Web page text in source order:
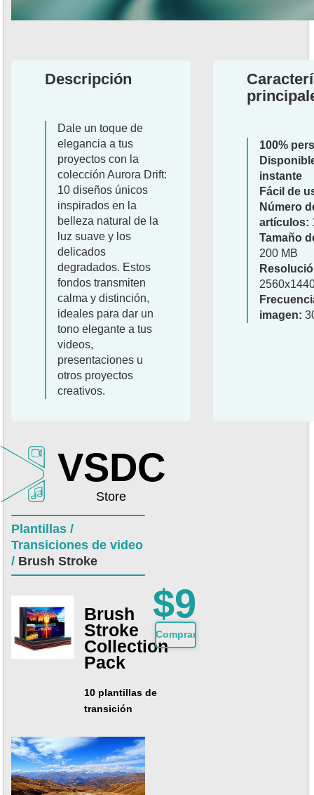
Descripción
Dale un toque de
elegancia a tus
proyectos con la
colección Aurora Drift:
10 diseños únicos
inspirados en la
belleza natural de la
luz suave y los
delicados
degradados. Estos
fondos transmiten
calma y distinción,
ideales para dar un
tono elegante a tus
videos,
presentaciones u
otros proyectos
creativos.
100%
instante
Fácil de
Número
artículos:
Tamaño
200 MB
imagen:
VSDC
Store
Plantillas /
Transiciones de video
/ Brush Stroke
Brush
Stroke
Collection
Pack
10 plantillas de
transición
$9
Сomprar